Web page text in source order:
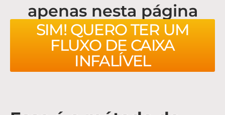
apenas nesta página
SIM! QUERO TER UM
FLUXO DE CAIXA
INFALÍVEL